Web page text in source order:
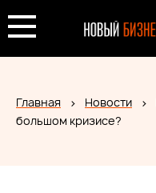
Главная Новости
большом кризисе?